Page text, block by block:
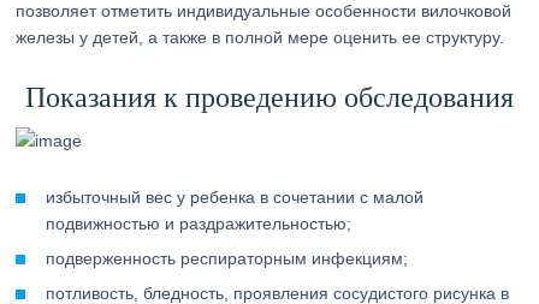
позволяет отметить индивидуальные особенности вилочковой
железы у детей, а также в полной мере оценить ее структуру.
Показания к проведению обследования
избыточный вес у ребенка в сочетании с малой
подвижностью и раздражительностью;
подверженность респираторным инфекциям;
потливость, бледность, проявления сосудистого рисунка в